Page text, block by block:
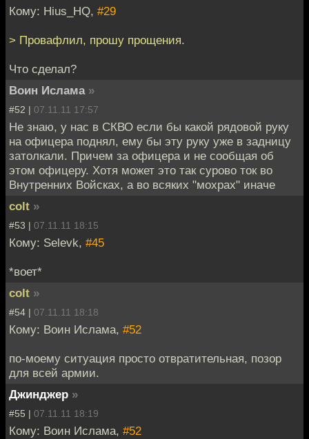
Кому: Hius_HQ, #29
> Провафлил, прошу прощения.
Что сделал?
Воин Ислама »
#52 | 07.11.11 17:57
Не знаю, у нас в СКВО если бы какой рядовой руку
на офицера поднял, ему бы эту руку уже в задницу
затолкали. Причем за офицера и не сообщая об
этом офицеру. Хотя может это так сурово ток во
Внутренних Войсках, а во всяких "мохрах" иначе
colt »
#53 | 07.11.11 18:15
Кому: Selevk, #45
*воет*
colt »
#54 | 07.11.11 18:18
Кому: Воин Ислама, #52
по-моему ситуация просто отвратительная, позор
для всей армии.
Джинджер »
#55 | 07.11.11 18:19
Кому: Воин Ислама, #52